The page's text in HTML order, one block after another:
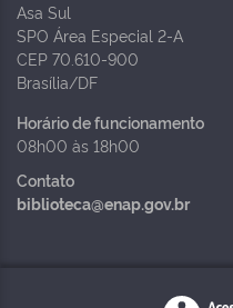
Asa Sul
SPO Área Especial 2-A
CEP 70.610-900
Brasília/DF
Horário de funcionamento
08h00 às 18h00
Contato
biblioteca@enap.gov.br